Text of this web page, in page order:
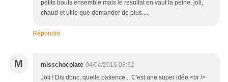
petits bouts ensemble mais le résultat en vaut la peine. joli,
chaud et utile que demander de plus....
Répondre
M misschocolate 04/04/2016 08:32
Joli ! Dis donc, quelle patience... C'est une super idée.<br />